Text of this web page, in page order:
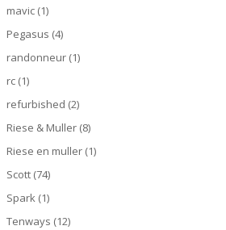
mavic (1)
Pegasus (4)
randonneur (1)
rc (1)
refurbished (2)
Riese & Muller (8)
Riese en muller (1)
Scott (74)
Spark (1)
Tenways (12)